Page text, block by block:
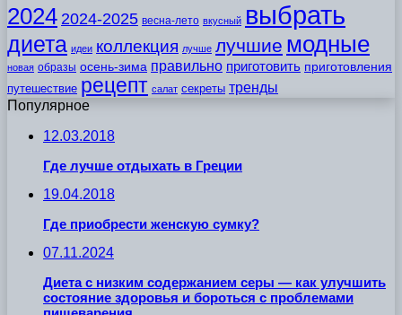
2024 2024-2025 весна-лето вкусный выбрать
диета идеи коллекция лучше лучшие модные
новая образы осень-зима правильно приготовить приготовления
путешествие рецепт салат секреты тренды
Популярное
12.03.2018
Где лучше отдыхать в Греции
19.04.2018
Где приобрести женскую сумку?
07.11.2024
Диета с низким содержанием серы — как улучшить
состояние здоровья и бороться с проблемами